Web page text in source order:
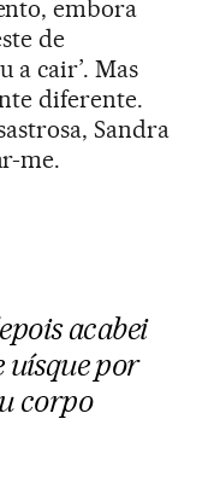
embora
de
a cair’. Mas
diferente.
Sandra
me.
acabei
uísque por
corpo